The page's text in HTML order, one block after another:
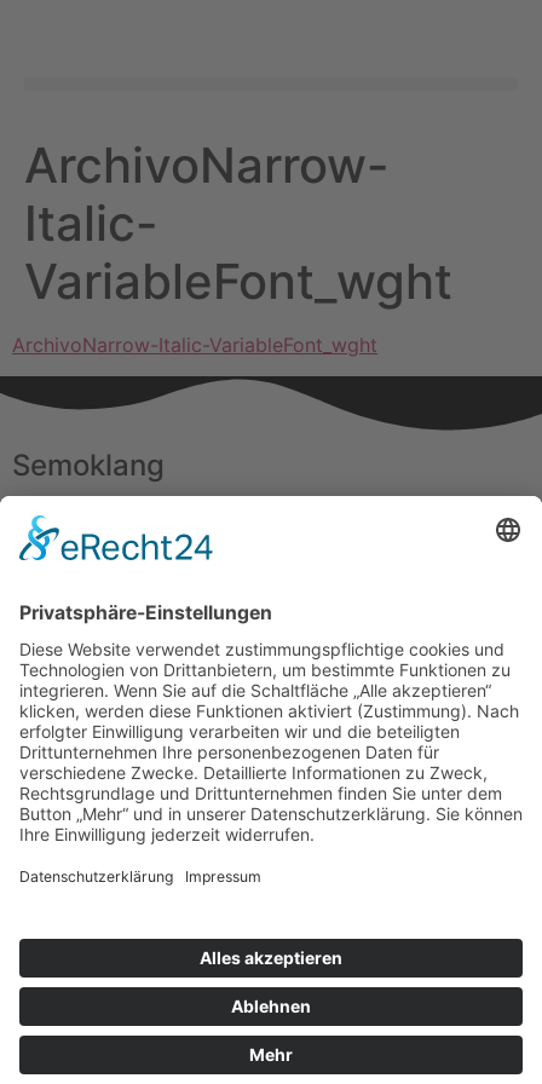
ArchivoNarrow-
Italic-
VariableFont_wght
ArchivoNarrow-Italic-VariableFont_wght
Semoklang
Haus der Lebenskraft
Erzbergerstr. 15
88239 Wangen
Telefonnummer: 0170 777 4388
Kontakt
Eine Webseite von Pfeiffer-IT.com
Datenschutz für die Webseite